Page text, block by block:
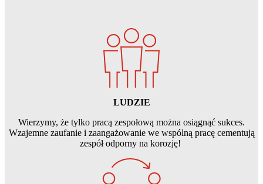
LUDZIE
Wierzymy, że tylko pracą zespołową można osiągnąć sukces.
Wzajemne zaufanie i zaangażowanie we wspólną pracę cementują
zespół odporny na korozję!